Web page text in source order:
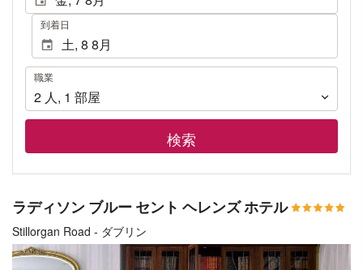
到着日
職
業
職業
2 人, 1 部屋
検索
ラディソン ブルー セント ヘレンズ ホテル
Stillorgan Road - ダブリン